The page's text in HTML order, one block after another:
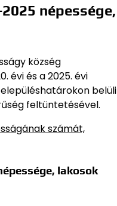
népessége,
község
évi és a 2025. évi
belüli
feltüntetésével.
számát,
lakosok